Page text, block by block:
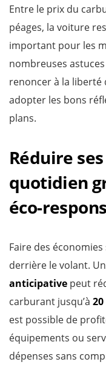
Entre le prix du
péages, la voiture
important pour les
nombreuses
renoncer à la liberté
adopter les bons
plans.
Réduire
quotidien
éco-
Faire des
derrière le volant.
anticipative peut
carburant jusqu’à 20
est possible de
équipements ou
dépenses sans